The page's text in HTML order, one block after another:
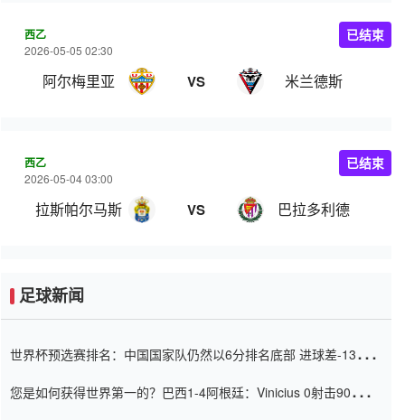
西乙
2026-05-05 02:30
阿尔梅里亚 VS 米兰德斯
已结束
西乙
2026-05-04 03:00
拉斯帕尔马斯 VS 巴拉多利德
已结束
足球新闻
世界杯预选赛排名：中国国家队仍然以6分排名底部 进球差-13令人
您是如何获得世界第一的？巴西1-4阿根廷：Vinicius 0射击90分钟